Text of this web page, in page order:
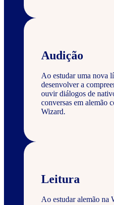
Audição
Ao estudar uma nova
desenvolver a
ouvir diálogos de
conversas em alemão
Wizard.
Leitura
Ao estudar alemão na